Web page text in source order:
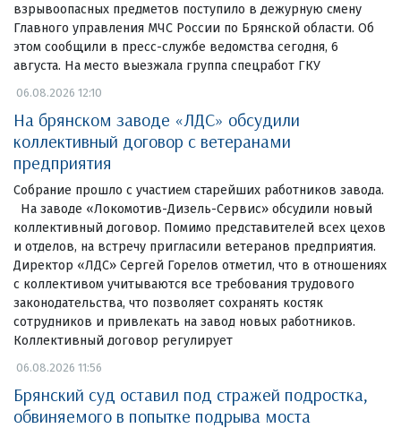
взрывоопасных предметов поступило в дежурную смену
Главного управления МЧС России по Брянской области. Об
этом сообщили в пресс-службе ведомства сегодня, 6
августа. На место выезжала группа спецработ ГКУ
06.08.2026 12:10
На брянском заводе «ЛДС» обсудили
коллективный договор с ветеранами
предприятия
Собрание прошло с участием старейших работников завода.
На заводе «Локомотив-Дизель-Сервис» обсудили новый
коллективный договор. Помимо представителей всех цехов
и отделов, на встречу пригласили ветеранов предприятия.
Директор «ЛДС» Сергей Горелов отметил, что в отношениях
с коллективом учитываются все требования трудового
законодательства, что позволяет сохранять костяк
сотрудников и привлекать на завод новых работников.
Коллективный договор регулирует
06.08.2026 11:56
Брянский суд оставил под стражей подростка,
обвиняемого в попытке подрыва моста